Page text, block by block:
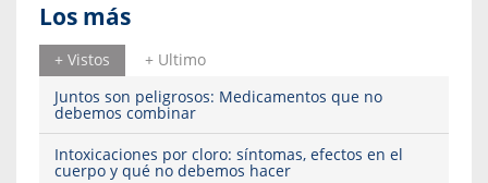
Los más
+ Vistos
+ Ultimo
Juntos son peligrosos: Medicamentos que no
debemos combinar
Intoxicaciones por cloro: síntomas, efectos en el
cuerpo y qué no debemos hacer